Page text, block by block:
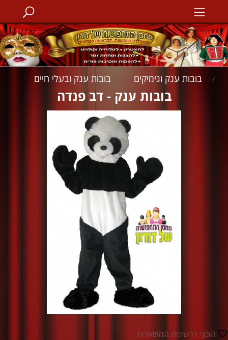
/ בובות ענק וגימיקים בובות ענק ובעלי חיים
בובות ענק - דב פנדה
הוסף לרשימת המשאלות